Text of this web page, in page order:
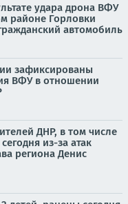
удара дрона ВФУ
районе Горловки
автомобиль
зафиксированы
ВФУ в отношении
ДНР, в том числе
из-за атак
региона Денис